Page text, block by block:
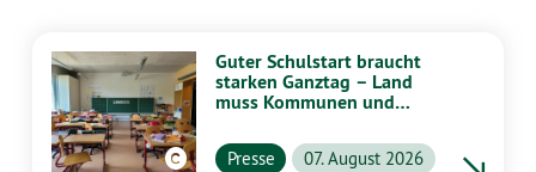
Guter Schulstart braucht
starken Ganztag – Land
muss Kommunen und
unterstützen
Presse 07. August 2026